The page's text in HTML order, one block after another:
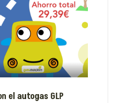
el autogas GLP